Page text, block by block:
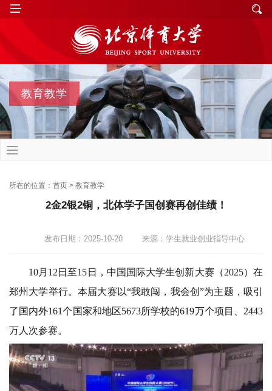
教育教学
所在的位置： 首页 > 教育教学
2金2银2铜，北体学子国创赛再创佳绩！
发布日期：2025-10-20 来源：学生就业创业指导中心
10月12日至15日，中国国际大学生创新大赛（2025）在
郑州大学举行。本届大赛以“我敢闯，我会创”为主题，吸引
了国内外161个国家和地区5673所学校的619万个项目、2443
万人次参赛。